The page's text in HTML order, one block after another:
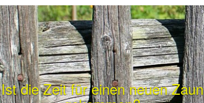
Ist die Zeit für einen neuen Zaun